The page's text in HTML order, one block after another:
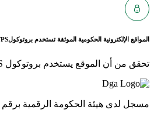
المواقع الإلكترونية الحكومية الموثقة تستخدم بروتوكول
تحقق من أن الموقع يستخدم بروتوكول HTTPS
مسجل لدى هيئة الحكومة الرقمية برقم